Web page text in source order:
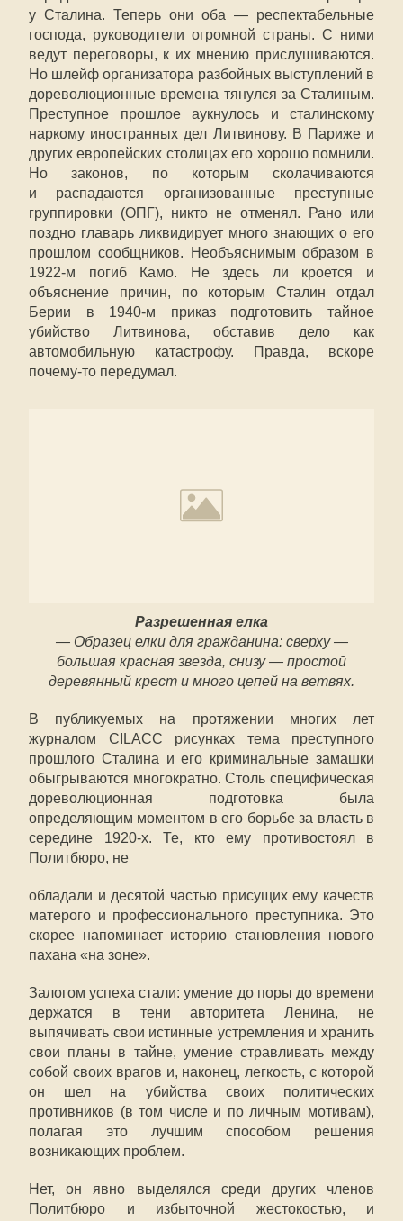
у Сталина. Теперь они оба — респектабельные
господа, руководители огромной страны. С ними
ведут переговоры, к их мнению прислушиваются.
Но шлейф организатора разбойных выступлений в
дореволюционные времена тянулся за Сталиным.
Преступное прошлое аукнулось и сталинскому
наркому иностранных дел Литвинову. В Париже и
других европейских столицах его хорошо помнили.
Но законов, по которым сколачиваются
и распадаются организованные преступные
группировки (ОПГ), никто не отменял. Рано или
поздно главарь ликвидирует много знающих о его
прошлом сообщников. Необъяснимым образом в
1922-м погиб Камо. Не здесь ли кроется и
объяснение причин, по которым Сталин отдал
Берии в 1940-м приказ подготовить тайное
убийство Литвинова, обставив дело как
автомобильную катастрофу. Правда, вскоре
почему-то передумал.
Разрешенная елка
— Образец елки для гражданина: сверху —
большая красная звезда, снизу — простой
деревянный крест и много цепей на ветвях.
В публикуемых на протяжении многих лет
журналом CILACC рисунках тема преступного
прошлого Сталина и его криминальные замашки
обыгрываются многократно. Столь специфическая
дореволюционная подготовка была
определяющим моментом в его борьбе за власть в
середине 1920-х. Те, кто ему противостоял в
Политбюро, не
обладали и десятой частью присущих ему качеств
матерого и профессионального преступника. Это
скорее напоминает историю становления нового
пахана «на зоне».
Залогом успеха стали: умение до поры до времени
держатся в тени авторитета Ленина, не
выпячивать свои истинные устремления и хранить
свои планы в тайне, умение стравливать между
собой своих врагов и, наконец, легкость, с которой
он шел на убийства своих политических
противников (в том числе и по личным мотивам),
полагая это лучшим способом решения
возникающих проблем.
Нет, он явно выделялся среди других членов
Политбюро и избыточной жестокостью, и